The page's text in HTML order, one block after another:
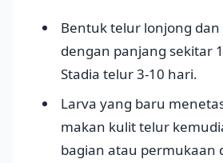
Bentuk telur lonjong
dengan panjang sekitar
Stadia telur 3-10 hari.
Larva yang baru
makan kulit telur
bagian atau permukaan